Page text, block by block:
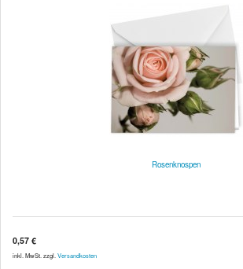
Rosenknospen
0,57 €
inkl. MwSt. zzgl. Versandkosten